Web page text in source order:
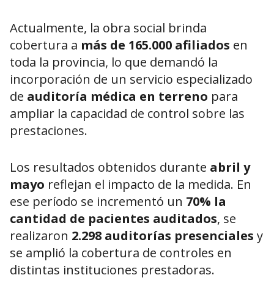
Actualmente, la obra social brinda
cobertura a más de 165.000 afiliados en
toda la provincia, lo que demandó la
incorporación de un servicio especializado
de auditoría médica en terreno para
ampliar la capacidad de control sobre las
prestaciones.
Los resultados obtenidos durante abril y
mayo reflejan el impacto de la medida. En
ese período se incrementó un 70% la
cantidad de pacientes auditados, se
realizaron 2.298 auditorías presenciales y
se amplió la cobertura de controles en
distintas instituciones prestadoras.